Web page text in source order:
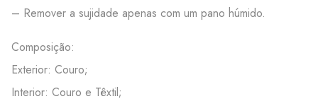
– Remover a sujidade apenas com um pano húmido.
Composição:
Exterior: Couro;
Interior: Couro e Têxtil;